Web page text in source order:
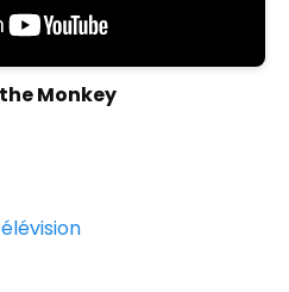
Monkey